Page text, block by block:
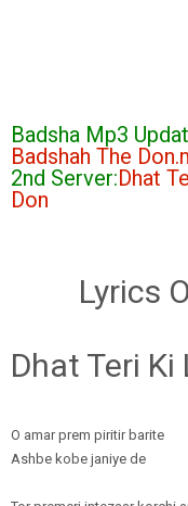
Badsha Mp3
Badshah The
2nd Server:Dhat
Don
Lyrics Of
Dhat Teri Ki‬‬
O amar prem piritir barite
Ashbe kobe janiye de